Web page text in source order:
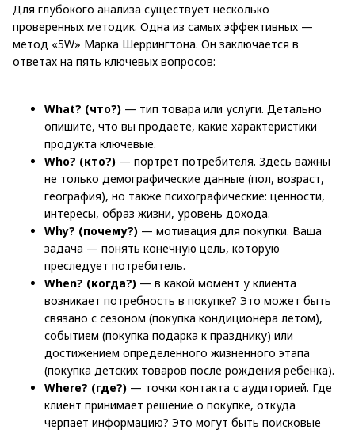
Для глубокого анализа существует несколько
проверенных методик. Одна из самых эффективных —
метод «5W» Марка Шеррингтона. Он заключается в
ответах на пять ключевых вопросов:
What? (что?) — тип товара или услуги. Детально
опишите, что вы продаете, какие характеристики
продукта ключевые.
Who? (кто?) — портрет потребителя. Здесь важны
не только демографические данные (пол, возраст,
география), но также психографические: ценности,
интересы, образ жизни, уровень дохода.
Why? (почему?) — мотивация для покупки. Ваша
задача — понять конечную цель, которую
преследует потребитель.
When? (когда?) — в какой момент у клиента
возникает потребность в покупке? Это может быть
связано с сезоном (покупка кондиционера летом),
событием (покупка подарка к празднику) или
достижением определенного жизненного этапа
(покупка детских товаров после рождения ребенка).
Where? (где?) — точки контакта с аудиторией. Где
клиент принимает решение о покупке, откуда
черпает информацию? Это могут быть поисковые